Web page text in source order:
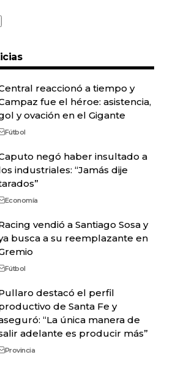
reaccionó a tiempo y
fue el héroe: asistencia,
y ovación en el Gigante
Fútbol
negó haber insultado a
industriales: “Jamás dije
Economía
vendió a Santiago Sosa y
busca a su reemplazante en
Fútbol
destacó el perfil
de Santa Fe y
“La única manera de
adelante es producir más”
Provincia